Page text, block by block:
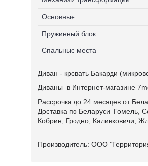
Основные
Пружинный блок
Спальные места
Диван - кровать Бакарди
Диваны в Интернет-магазине
Рассрочка до 24 месяцев от
Доставка по Беларуси: Гомель,
Кобрин, Гродно, Калинковичи,
Производитель: ООО